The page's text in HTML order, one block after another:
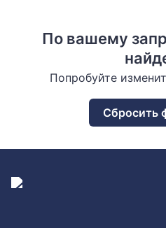
По вашему
Попробуйте
Сбросить